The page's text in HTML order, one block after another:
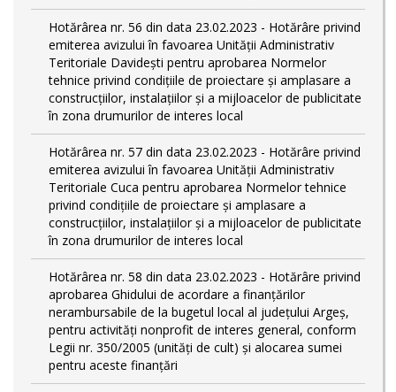
Hotărârea nr. 56 din data 23.02.2023 - Hotărâre privind
emiterea avizului în favoarea Unității Administrativ
Teritoriale Davidești pentru aprobarea Normelor
tehnice privind condiţiile de proiectare şi amplasare a
construcţiilor, instalaţiilor şi a mijloacelor de publicitate
în zona drumurilor de interes local
Hotărârea nr. 57 din data 23.02.2023 - Hotărâre privind
emiterea avizului în favoarea Unității Administrativ
Teritoriale Cuca pentru aprobarea Normelor tehnice
privind condiţiile de proiectare şi amplasare a
construcţiilor, instalaţiilor şi a mijloacelor de publicitate
în zona drumurilor de interes local
Hotărârea nr. 58 din data 23.02.2023 - Hotărâre privind
aprobarea Ghidului de acordare a finanţărilor
nerambursabile de la bugetul local al județului Argeș,
pentru activităţi nonprofit de interes general, conform
Legii nr. 350/2005 (unități de cult) și alocarea sumei
pentru aceste finanțări